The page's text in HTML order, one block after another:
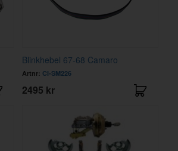
Blinkhebel 67-68 Camaro
Artnr: CI-SM226
2495 kr